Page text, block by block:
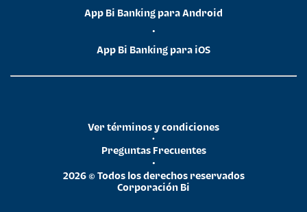
App Bi Banking para Android
•
App Bi Banking para iOS
2026 © Todos los derechos reservados
Corporación Bi
•
Preguntas Frecuentes
•
Ver términos y condiciones